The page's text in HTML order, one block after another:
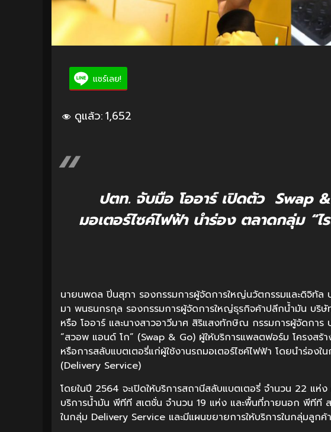
แชร์เลย!
ดูแล้ว:1,652
ปตท. จับมือ โออาร์ เปิดตัว Swap
มอเตอร์ไซค์ไฟฟ้า นำร่อง ตลาดกลุ่ม “ไ
นายนพดล ปิ่นสุภา รองกรรมการผู้จัดการใหญ่นวัตกรรมและดิจิทั
มา พนธนกรกุล รองกรรมการผู้จัดการใหญ่ธุรกิจค้าปลีกน้ำมัน บริ
หรือ โออาร์ และนางสาวอาวีมาศ สิริแสงทักษิณ กรรมการผู้จัดกา
“สวอพ แอนด์ โก” (Swap & Go) ผู้ให้บริการแพลตฟอร์ม โครงสร้
หรือการสลับแบตเตอรี่แก่ผู้ใช้งานรถมอเตอร์ไซค์ไฟฟ้า โดยนำร่อง
(Delivery Service)
โดยในปี 2564 จะเปิดให้บริการสถานีสลับแบตเตอรี่ จำนวน 22 แห่
บริการน้ำมัน พีทีที สเตชั่น จำนวน 19 แห่ง และพื้นที่ภายนอก พีทีที
ในกลุ่ม Delivery Service และมีแผนขยายการให้บริการในกลุ่มลูกค้